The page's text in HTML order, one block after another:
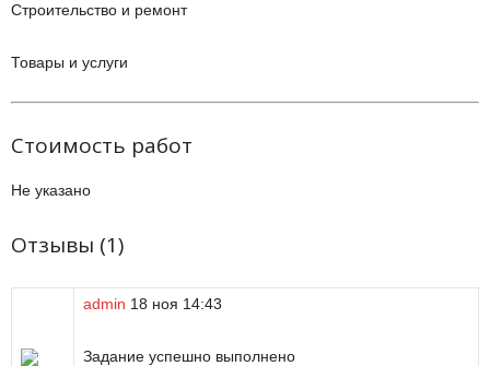
Строительство и ремонт
Товары и услуги
Стоимость работ
Не указано
Отзывы (1)
admin 18 ноя 14:43
Задание успешно выполнено